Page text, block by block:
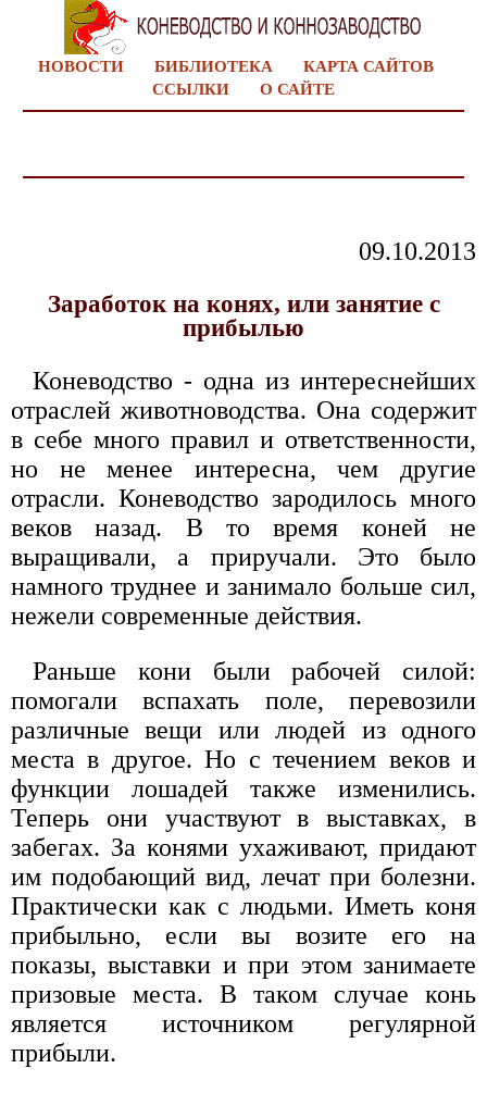
НОВОСТИ БИБЛИОТЕКА
КАРТА САЙТОВ
ССЫЛКИ
О САЙТЕ
09.10.2013
Заработок на конях, или занятие с
прибылью
Коневодство - одна из интереснейших
отраслей животноводства. Она содержит
в себе много правил и ответственности,
но не менее интересна, чем другие
отрасли. Коневодство зародилось много
веков назад. В то время коней не
выращивали, а приручали. Это было
намного труднее и занимало больше сил,
нежели современные действия.
Раньше кони были рабочей силой:
помогали вспахать поле, перевозили
различные вещи или людей из одного
места в другое. Но с течением веков и
функции лошадей также изменились.
Теперь они участвуют в выставках, в
забегах. За конями ухаживают, придают
им подобающий вид, лечат при болезни.
Практически как с людьми. Иметь коня
прибыльно, если вы возите его на
показы, выставки и при этом занимаете
призовые места. В таком случае конь
является источником регулярной
прибыли.